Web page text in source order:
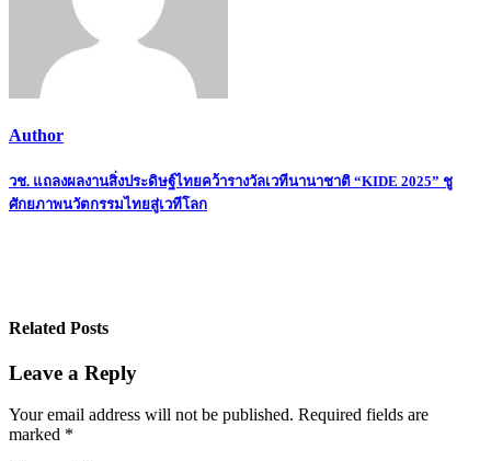
Author
Post
navigation
วช. แถลงผลงานสิ่งประดิษฐ์ไทยคว้ารางวัลเวทีนานาชาติ “KIDE 2025” ชู
ศักยภาพนวัตกรรมไทยสู่เวทีโลก
Related Posts
Leave a Reply
Your email address will not be published. Required fields are
marked *